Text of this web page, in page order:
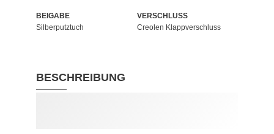
BEIGABE
Silberputztuch
VERSCHLUSS
Creolen Klappverschluss
BESCHREIBUNG